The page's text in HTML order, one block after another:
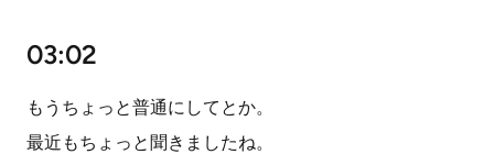
03:02
もうちょっと普通にしてとか。
最近もちょっと聞きましたね。